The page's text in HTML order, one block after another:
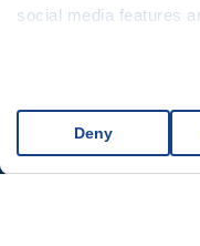
social media features
media, advertising
them or that they’ve
Deny